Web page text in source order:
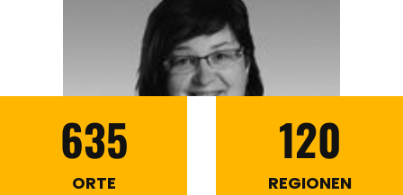
635
ORTE
120
REGIONEN